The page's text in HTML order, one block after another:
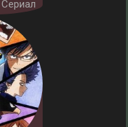
Сериал